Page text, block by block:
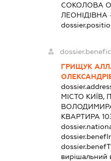
СОКОЛОВА
ЛЕОНІДІВНА
ГРИЩУК
МІСТО КИЇВ,
КВАРТИРА
вирішальний